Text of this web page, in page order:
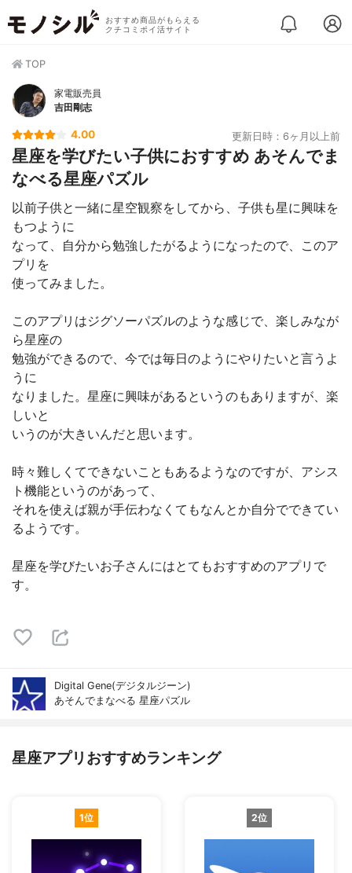
おすすめ商品がもらえる
クチコミポイ活サイト
TOP
家電販売員
吉田剛志
4.00 更新日時：6ヶ月以上前
星座を学びたい子供におすすめ あそんでま
なべる星座パズル
以前子供と一緒に星空観察をしてから、子供も星に興味を
もつように
なって、自分から勉強したがるようになったので、このア
プリを
使ってみました。
このアプリはジグソーパズルのような感じで、楽しみなが
ら星座の
勉強ができるので、今では毎日のようにやりたいと言うよ
うに
なりました。星座に興味があるというのもありますが、楽
しいと
いうのが大きいんだと思います。
時々難しくてできないこともあるようなのですが、アシス
ト機能というのがあって、
それを使えば親が手伝わなくてもなんとか自分でできてい
るようです。
星座を学びたいお子さんにはとてもおすすめのアプリで
す。
Digital Gene(デジタルジーン)
あそんでまなべる 星座パズル
星座アプリおすすめランキング
1位 2位